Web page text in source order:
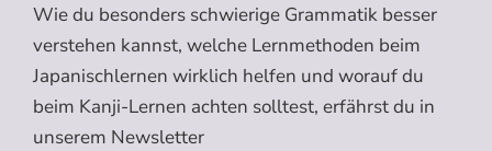
Wie du besonders schwierige Grammatik besser
verstehen kannst, welche Lernmethoden beim
Japanischlernen wirklich helfen und worauf du
beim Kanji-Lernen achten solltest, erfährst du in
unserem Newsletter